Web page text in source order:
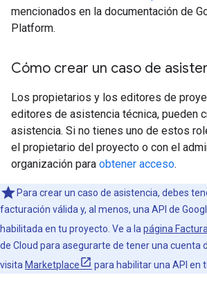
mencionados en la documentación de
Platform.
Cómo crear un caso de
Los propietarios y los editores de
editores de asistencia técnica, pueden
asistencia. Si no tienes uno de estos
el propietario del proyecto o con el
organización para obtener acceso.
Para crear un caso de asistencia, debes
facturación válida y, al menos, una API de
habilitada en tu proyecto. Ve a la página
de Cloud para asegurarte de tener una cuenta
visita Marketplace para habilitar una API en